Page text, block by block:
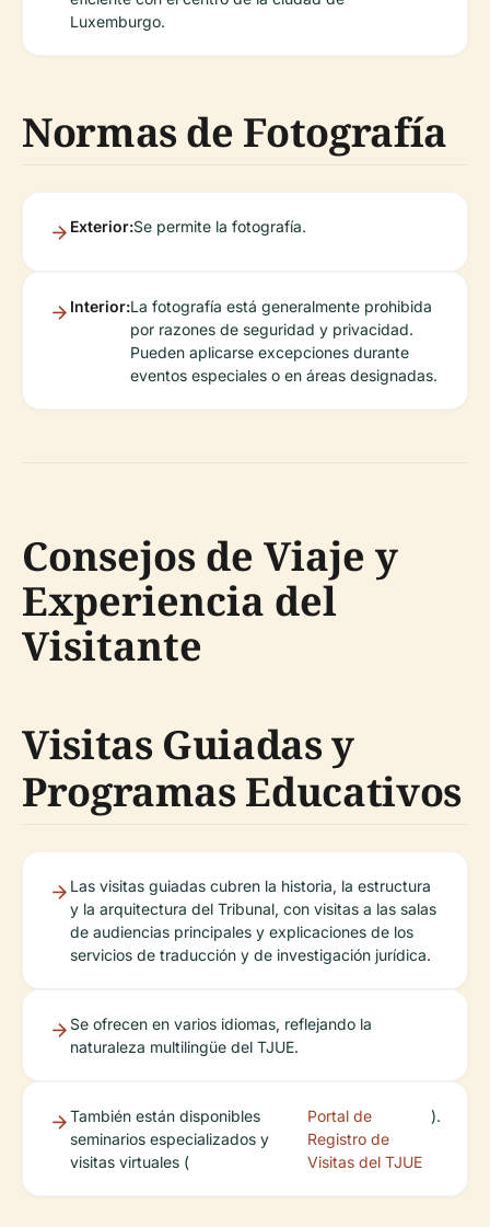
Luxemburgo.
Normas de Fotografía
Exterior:Se permite la fotografía.
Interior:La fotografía está generalmente prohibida
por razones de seguridad y privacidad.
Pueden aplicarse excepciones durante
eventos especiales o en áreas designadas.
Consejos de Viaje y
Experiencia del
Visitante
Visitas Guiadas y
Programas Educativos
Las visitas guiadas cubren la historia, la estructura
y la arquitectura del Tribunal, con visitas a las salas
de audiencias principales y explicaciones de los
servicios de traducción y de investigación jurídica.
Se ofrecen en varios idiomas, reflejando la
naturaleza multilingüe del TJUE.
También están disponibles
seminarios especializados y
visitas virtuales (
Portal de
Registro de
Visitas del TJUE
).